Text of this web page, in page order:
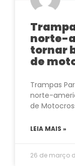
norte-
tornar
de
Trampas
norte-
de
LEIA MAIS »
26 de março